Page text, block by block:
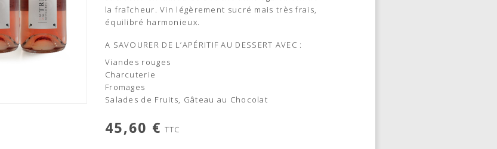
la fraîcheur. Vin légèrement sucré mais très frais,
équilibré harmonieux.
A SAVOURER DE L’APÉRITIF AU DESSERT AVEC :
Viandes rouges
Charcuterie
Fromages
Salades de Fruits, Gâteau au Chocolat
45,60 € TTC